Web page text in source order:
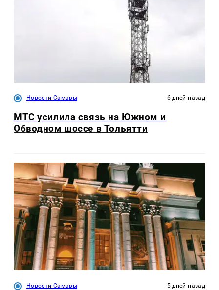
Новости Самары 6 дней назад
МТС усилила связь на Южном и
Обводном шоссе в Тольятти
Новости Самары 5 дней назад